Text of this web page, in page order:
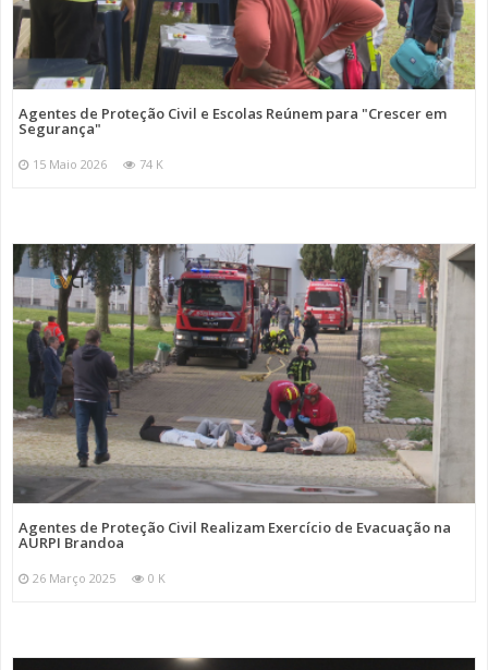
Agentes de Proteção Civil e Escolas Reúnem para "Crescer em
Segurança"
15 Maio 2026 74 K
Agentes de Proteção Civil Realizam Exercício de Evacuação na
AURPI Brandoa
26 Março 2025 0 K